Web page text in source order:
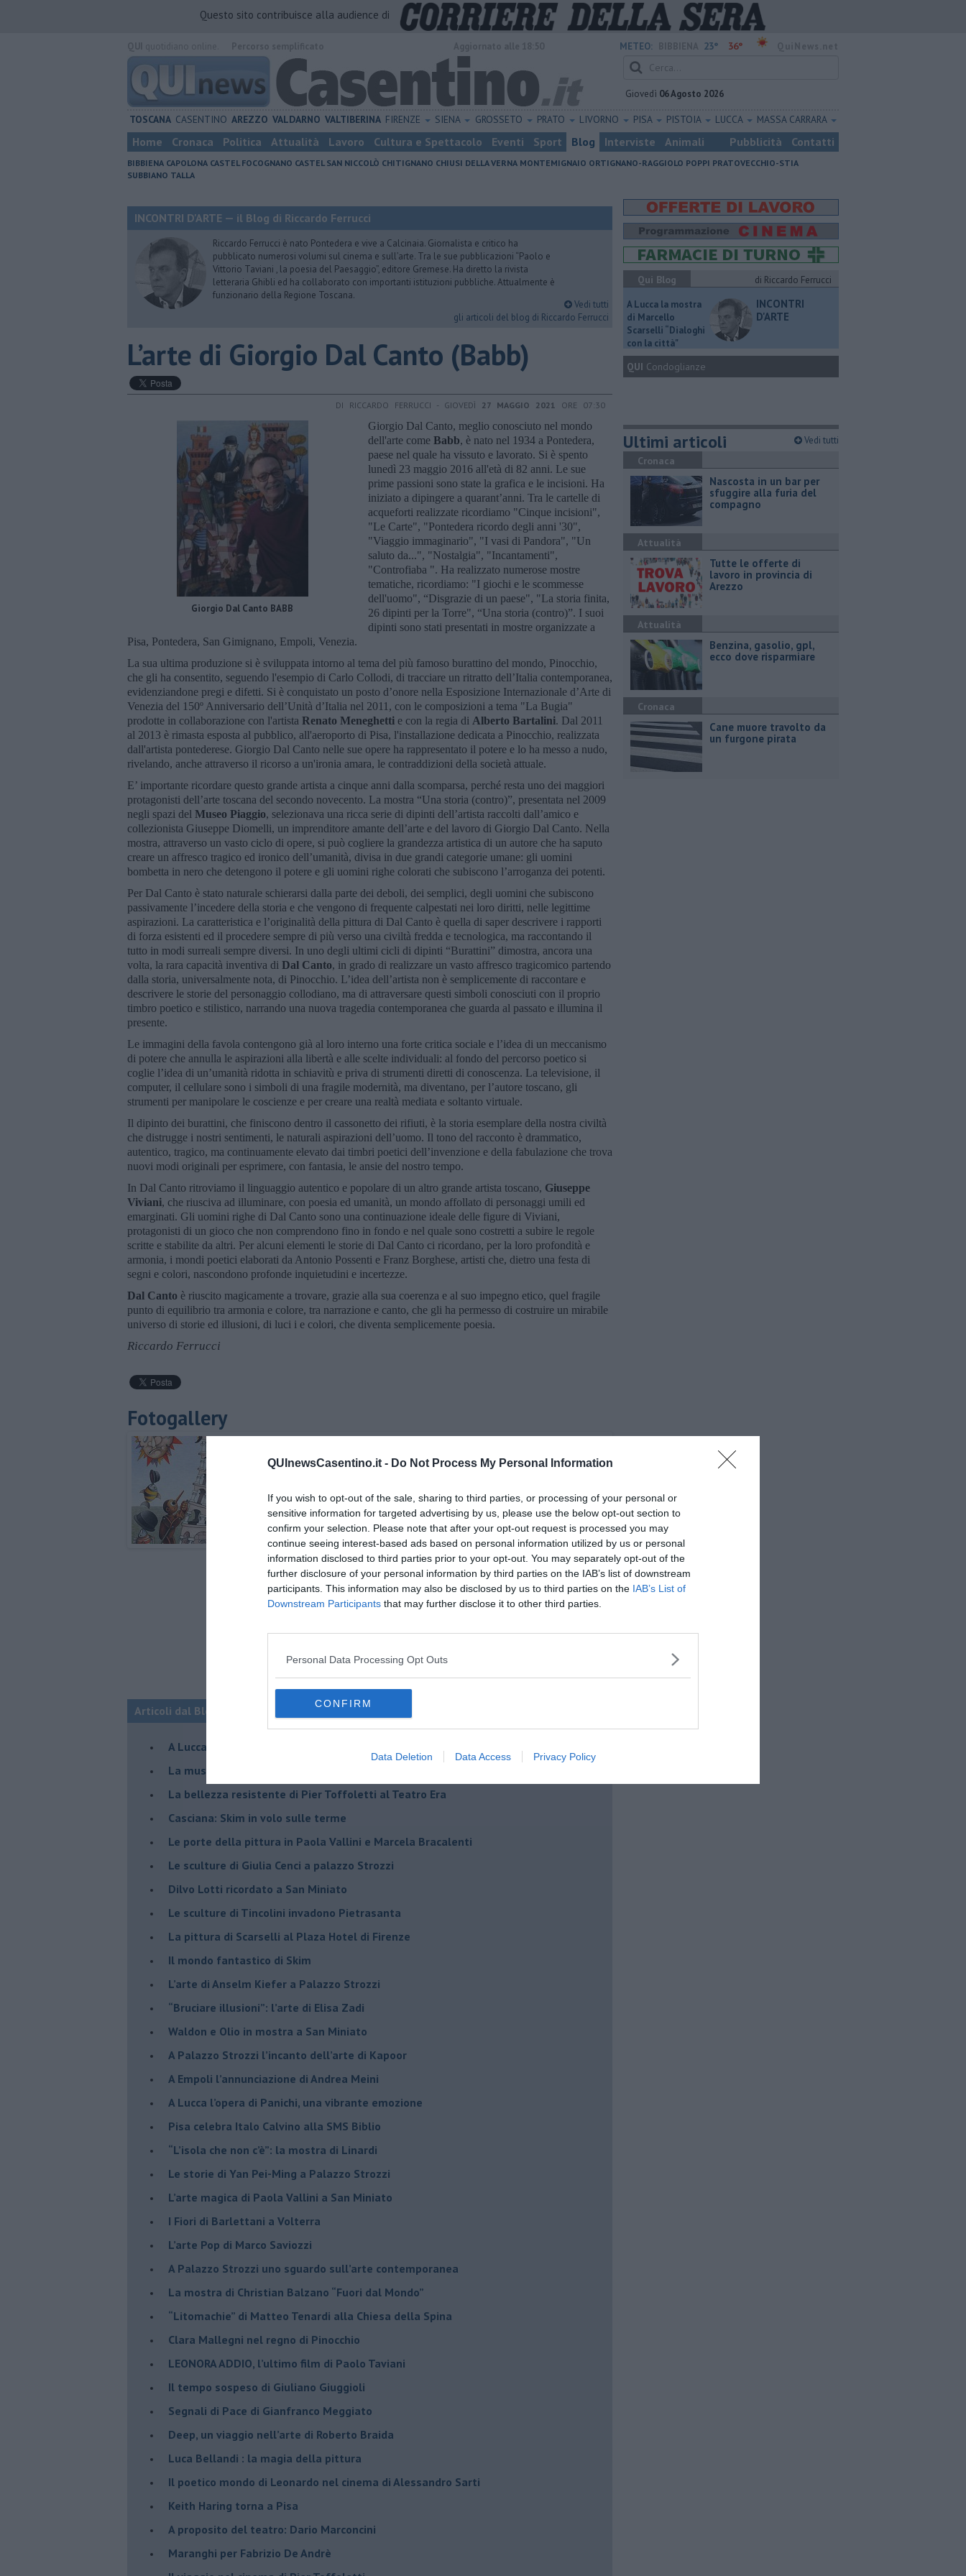
QUInewsCasentino.it - Do Not Process My Personal Information
If you wish to opt-out of the sale, sharing to third parties, or processing of your personal or
sensitive information for targeted advertising by us, please use the below opt-out section to
confirm your selection. Please note that after your opt-out request is processed you may
continue seeing interest-based ads based on personal information utilized by us or personal
information disclosed to third parties prior to your opt-out. You may separately opt-out of the
further disclosure of your personal information by third parties on the IAB’s list of downstream
participants. This information may also be disclosed by us to third parties on the IAB’s List of
Downstream Participants that may further disclose it to other third parties.
Personal Data Processing Opt Outs
CONFIRM
Data Deletion Data Access Privacy Policy
Questo sito contribuisce alla audience di
METEO: 23° 36°
Giovedì 06 Agosto 2026
TOSCANA CASENTINO AREZZO VALDARNO VALTIBERINA FIRENZE SIENA GROSSETO PRATO LIVORNO PISA PISTOIA LUCCA MASSA CARRARA
Home Cronaca Politica Attualità Lavoro Cultura e Spettacolo Eventi Sport Blog Interviste Animali Pubblicità Contatti
BIBBIENA CAPOLONA CASTEL FOCOGNANO CASTEL SAN NICCOLÒ CHITIGNANO CHIUSI DELLA VERNA MONTEMIGNAIO ORTIGNANO-RAGGIOLO POPPI PRATOVECCHIO-STIA
SUBBIANO TALLA
INCONTRI D'ARTE — il Blog di Riccardo Ferrucci
Riccardo Ferrucci è nato Pontedera e vive a Calcinaia. Giornalista e critico ha
pubblicato numerosi volumi sul cinema e sull’arte. Tra le sue pubblicazioni “Paolo e
Vittorio Taviani , la poesia del Paesaggio”, editore Gremese. Ha diretto la rivista
letteraria Ghibli ed ha collaborato con importanti istituzioni pubbliche. Attualmente è
funzionario della Regione Toscana.
Vedi tutti
gli articoli del blog di Riccardo Ferrucci
​L’arte di Giorgio Dal Canto (Babb)
DI RICCARDO FERRUCCI - GIOVEDÌ 27 MAGGIO 2021 ORE 07:30
Giorgio Dal Canto BABB
Giorgio Dal Canto, meglio conosciuto nel mondo
dell'arte come Babb, è nato nel 1934 a Pontedera,
paese nel quale ha vissuto e lavorato. Si è spento
lunedì 23 maggio 2016 all'età di 82 anni. Le sue
prime passioni sono state la grafica e le incisioni. Ha
iniziato a dipingere a quarant’anni. Tra le cartelle di
acqueforti realizzate ricordiamo "Cinque incisioni",
"Le Carte", "Pontedera ricordo degli anni '30",
"Viaggio immaginario", "I vasi di Pandora", "Un
saluto da...", "Nostalgia", "Incantamenti",
"Controfiaba ". Ha realizzato numerose mostre
tematiche, ricordiamo: "I giochi e le scommesse
dell'uomo", “Disgrazie di un paese", "La storia finita,
26 dipinti per la Torre", “Una storia (contro)”. I suoi
dipinti sono stati presentati in mostre organizzate a
Pisa, Pontedera, San Gimignano, Empoli, Venezia.
La sua ultima produzione si è sviluppata intorno al tema del più famoso burattino del mondo, Pinocchio,
che gli ha consentito, seguendo l'esempio di Carlo Collodi, di tracciare un ritratto dell’Italia contemporanea,
evidenziandone pregi e difetti. Si è conquistato un posto d’onore nella Esposizione Internazionale d’Arte di
Venezia del 150º Anniversario dell’Unità d’Italia nel 2011, con le composizioni a tema "La Bugia"
prodotte in collaborazione con l'artista Renato Meneghetti e con la regia di Alberto Bartalini. Dal 2011
al 2013 è rimasta esposta al pubblico, all'aeroporto di Pisa, l'installazione dedicata a Pinocchio, realizzata
dall'artista pontederese. Giorgio Dal Canto nelle sue opere ha rappresentato il potere e lo ha messo a nudo,
rivelando, anche attraverso il ricorso a un'ironia amara, le contraddizioni della società attuale.
E’ importante ricordare questo grande artista a cinque anni dalla scomparsa, perché resta uno dei maggiori
protagonisti dell’arte toscana del secondo novecento. La mostra “Una storia (contro)”, presentata nel 2009
negli spazi del Museo Piaggio, selezionava una ricca serie di dipinti dell’artista raccolti dall’amico e
collezionista Giuseppe Diomelli, un imprenditore amante dell’arte e del lavoro di Giorgio Dal Canto. Nella
mostra, attraverso un vasto ciclo di opere, si può cogliere la grandezza artistica di un autore che ha saputo
creare un affresco tragico ed ironico dell’umanità, divisa in due grandi categorie umane: gli uomini
bombetta in nero che detengono il potere e gli uomini righe colorati che subiscono l’arroganza dei potenti.
Per Dal Canto è stato naturale schierarsi dalla parte dei deboli, dei semplici, degli uomini che subiscono
passivamente l’incedere della storia e che vengono di frequente calpestati nei loro diritti, nelle legittime
aspirazioni. La caratteristica e l’originalità della pittura di Dal Canto è quella di saper descrivere i rapporti
di forza esistenti ed il procedere sempre di più verso una civiltà fredda e tecnologica, ma raccontando il
tutto in modi surreali sempre diversi. In uno degli ultimi cicli di dipinti “Burattini” dimostra, ancora una
volta, la rara capacità inventiva di Dal Canto, in grado di realizzare un vasto affresco tragicomico partendo
dalla storia, universalmente nota, di Pinocchio. L’idea dell’artista non è semplicemente di raccontare e
descrivere le storie del personaggio collodiano, ma di attraversare questi simboli conosciuti con il proprio
timbro poetico e stilistico, narrando una nuova tragedia contemporanea che guarda al passato e illumina il
presente.
Le immagini della favola contengono già al loro interno una forte critica sociale e l’idea di un meccanismo
di potere che annulla le aspirazioni alla libertà e alle scelte individuali: al fondo del percorso poetico si
coglie l’idea di un’umanità ridotta in schiavitù e priva di strumenti diretti di conoscenza. La televisione, il
computer, il cellulare sono i simboli di una fragile modernità, ma diventano, per l’autore toscano, gli
strumenti per manipolare le coscienze e per creare una realtà mediata e soltanto virtuale.
Il dipinto dei burattini, che finiscono dentro il cassonetto dei rifiuti, è la storia esemplare della nostra civiltà
che distrugge i nostri sentimenti, le naturali aspirazioni dell’uomo. Il tono del racconto è drammatico,
autentico, tragico, ma continuamente elevato dai timbri poetici dell’invenzione e della fabulazione che trova
nuovi modi originali per esprimere, con fantasia, le ansie del nostro tempo.
In Dal Canto ritroviamo il linguaggio autentico e popolare di un altro grande artista toscano, Giuseppe
Viviani, che riusciva ad illuminare, con poesia ed umanità, un mondo affollato di personaggi umili ed
emarginati. Gli uomini righe di Dal Canto sono una continuazione ideale delle figure di Viviani,
protagonisti di un gioco che non comprendono fino in fondo e nel quale sono costretti a subire le regole
scritte e stabilite da altri. Per alcuni elementi le storie di Dal Canto ci ricordano, per la loro profondità e
armonia, i mondi poetici elaborati da Antonio Possenti e Franz Borghese, artisti che, dietro una festa di
segni e colori, nascondono profonde inquietudini e incertezze.
Dal Canto è riuscito magicamente a trovare, grazie alla sua coerenza e al suo impegno etico, quel fragile
punto di equilibrio tra armonia e colore, tra narrazione e canto, che gli ha permesso di costruire un mirabile
universo di storie ed illusioni, di luci i e colori, che diventa semplicemente poesia.
Riccardo Ferrucci
Fotogallery
Articoli dal Blog “Incontri d'arte” di Riccardo Ferrucci
A Lucca la mostra di Marcello Scarselli “Dialoghi con la città"
​La musica di Nicola Piovani incanta Pisa
​La bellezza resistente di Pier Toffoletti al Teatro Era
​Casciana: Skim in volo sulle terme
​Le porte della pittura in Paola Vallini e Marcela Bracalenti
​Le sculture di Giulia Cenci a palazzo Strozzi
​Dilvo Lotti ricordato a San Miniato
​Le sculture di Tincolini invadono Pietrasanta
La pittura di Scarselli al Plaza Hotel di Firenze
​Il mondo fantastico di Skim
​L’arte di Anselm Kiefer a Palazzo Strozzi
​“Bruciare illusioni”: l’arte di Elisa Zadi
​Waldon e Olio in mostra a San Miniato
​A Palazzo Strozzi l’incanto dell’arte di Kapoor
​A Empoli l’annunciazione di Andrea Meini
A Lucca l’opera di Panichi, una vibrante emozione
Pisa celebra Italo Calvino alla SMS Biblio
“L’isola che non c’è”: la mostra di Linardi
​Le storie di Yan Pei-Ming a Palazzo Strozzi
​L’arte magica di Paola Vallini a San Miniato
​I Fiori di Barlettani a Volterra
​L’arte Pop di Marco Saviozzi
​A Palazzo Strozzi uno sguardo sull’arte contemporanea
La mostra di Christian Balzano “Fuori dal Mondo”
​“Litomachie” di Matteo Tenardi alla Chiesa della Spina
​Clara Mallegni nel regno di Pinocchio
​LEONORA ADDIO, l’ultimo film di Paolo Taviani
Il tempo sospeso di Giuliano Giuggioli
Segnali di Pace di Gianfranco Meggiato
​Deep, un viaggio nell’arte di Roberto Braida
​Luca Bellandi : la magia della pittura
​Il poetico mondo di Leonardo nel cinema di Alessandro Sarti
​Keith Haring torna a Pisa
​A proposito del teatro: Dario Marconcini
Maranghi per Fabrizio De Andrè
Qui Blog
di Riccardo Ferrucci
A Lucca la mostra
di Marcello
Scarselli “Dialoghi
con la città"
INCONTRI
D'ARTE
QUI Condoglianze
Ultimi articoli Vedi tutti
Cronaca
Nascosta in un bar per
sfuggire alla furia del
compagno
Attualità
​Tutte le offerte di
lavoro in provincia di
Arezzo
Attualità
​Benzina, gasolio, gpl,
ecco dove risparmiare
Cronaca
Cane muore travolto da
un furgone pirata